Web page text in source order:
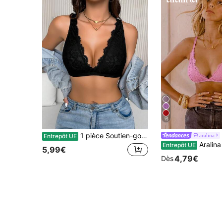
Entrepôt UE 1 pièce Soutien-gorge camisole sexy avec décoration de cils en dentelle noire et fleurs pour femmes
5,99€
15
aralina
Entrepôt UE Aralina Lingerie
Dès4,79€